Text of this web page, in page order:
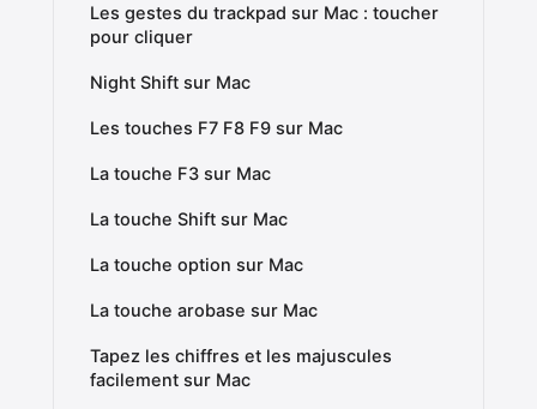
Les gestes du trackpad sur Mac : toucher
pour cliquer
Night Shift sur Mac
Les touches F7 F8 F9 sur Mac
La touche F3 sur Mac
La touche Shift sur Mac
La touche option sur Mac
La touche arobase sur Mac
Tapez les chiffres et les majuscules
facilement sur Mac